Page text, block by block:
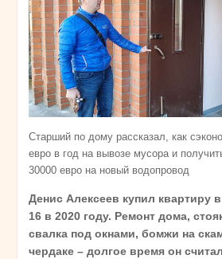
Старший по дому рассказал, как
евро в год на вывозе мусора и
30000 евро на новый водопровод
Денис Алексеев купил квартиру
16 в 2020 году. Ремонт дома,
свалка под окнами, бомжи на
чердаке – долгое время он